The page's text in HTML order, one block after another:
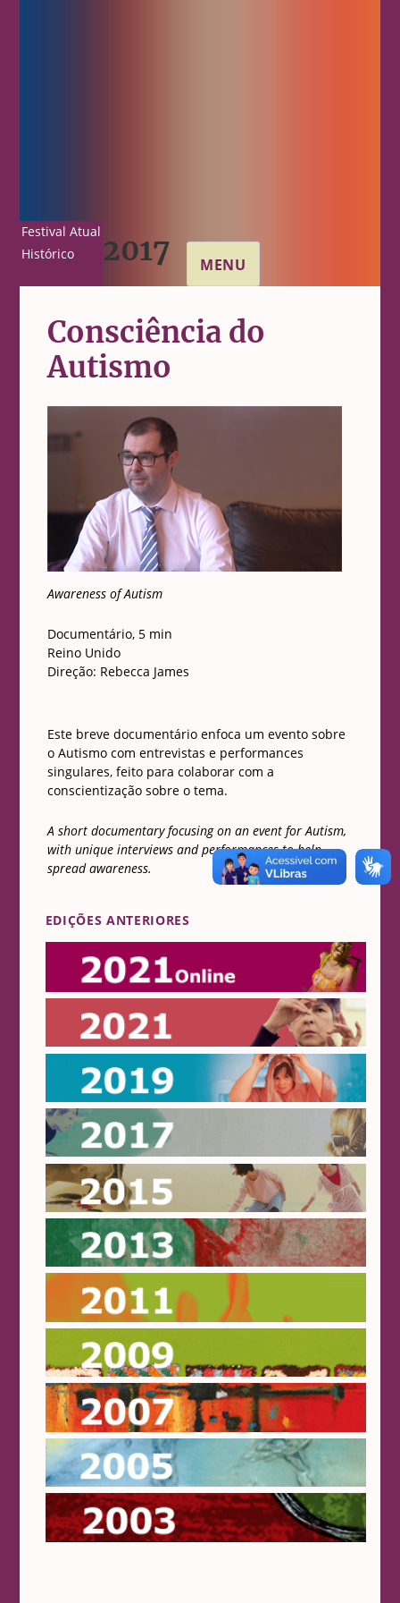
Festival Atual
Histórico
2017 MENU
Consciência do
Autismo
Awareness of Autism
Documentário, 5 min
Reino Unido
Direção: Rebecca James
Este breve documentário enfoca um evento sobre
o Autismo com entrevistas e performances
singulares, feito para colaborar com a
conscientização sobre o tema.
A short documentary focusing on an event for Autism,
with unique interviews and performances to help
spread awareness.
EDIÇÕES ANTERIORES
Online 2021
2021
2019
2017
2015
2013
2007
2005
2003